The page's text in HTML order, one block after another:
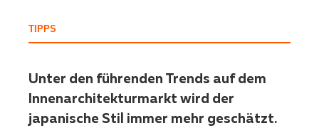
TIPPS
Unter den führenden Trends auf dem
Innenarchitekturmarkt wird der
japanische Stil immer mehr geschätzt.